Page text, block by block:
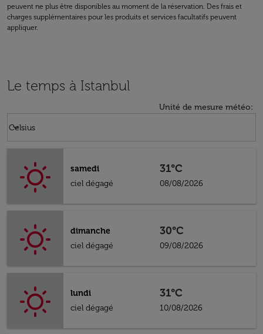
peuvent ne plus être disponibles au moment de la réservation. Des frais et
charges supplémentaires pour les produits et services facultatifs peuvent
appliquer.
Le temps à Istanbul
Unité de mesure météo:
Celsius
keyboard_arrow_down
samedi
ciel dégagé
31°C
08/08/2026
dimanche
ciel dégagé
30°C
09/08/2026
lundi
ciel dégagé
31°C
10/08/2026